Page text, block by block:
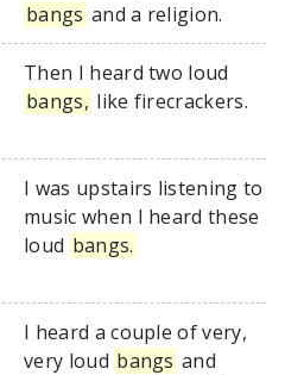
bangs and a religion.
Then I heard two loud
bangs, like firecrackers.
I was upstairs listening to
music when I heard these
loud bangs.
I heard a couple of very,
very loud bangs and